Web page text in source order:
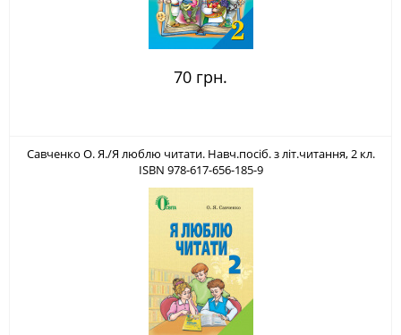
70 грн.
Савченко О. Я./Я люблю читати. Навч.посіб. з літ.читання, 2 кл.
ISBN 978-617-656-185-9